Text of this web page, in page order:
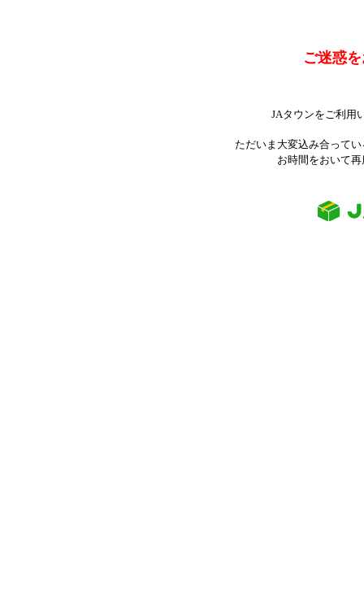
ご迷惑
JAタウンをご利用
ただいま大変込み合って
お時間をおいて